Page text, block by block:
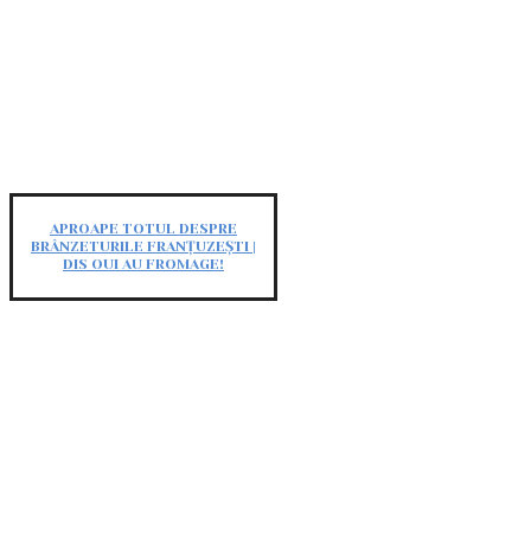
APROAPE TOTUL DESPRE
BRÂNZETURILE FRANȚUZEȘTI |
DIS OUI AU FROMAGE!